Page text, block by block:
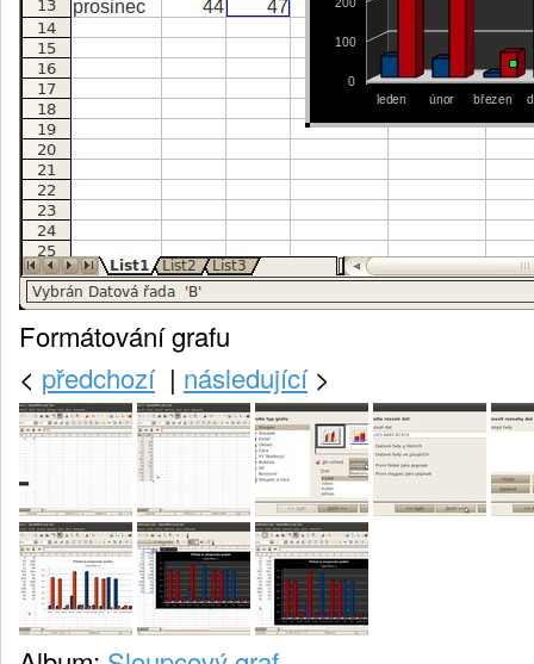
Formátování grafu
< předchozí| následující>